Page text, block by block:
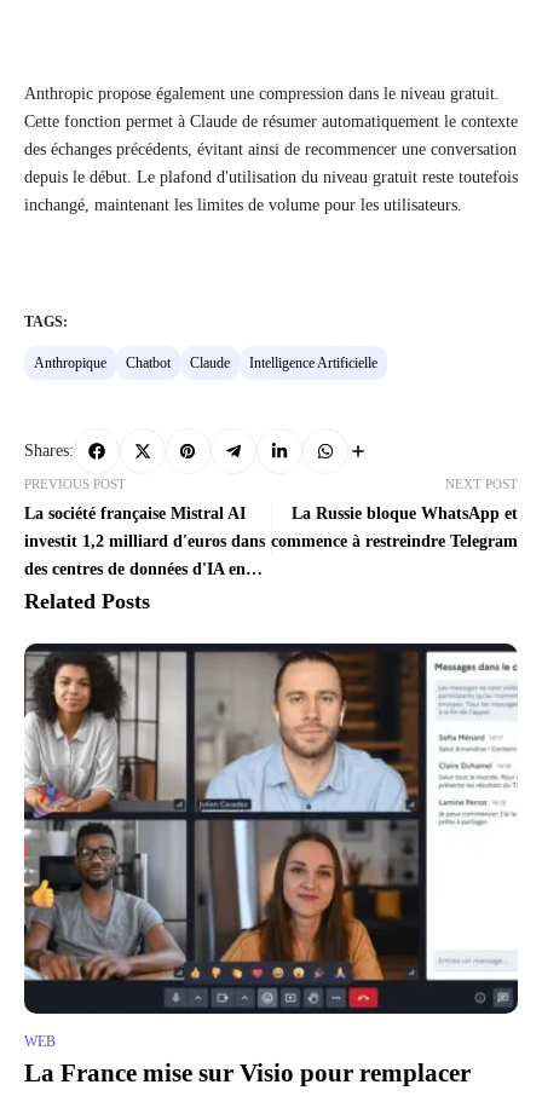
Anthropic propose également une compression dans le niveau gratuit.
Cette fonction permet à Claude de résumer automatiquement le contexte
des échanges précédents, évitant ainsi de recommencer une conversation
depuis le début. Le plafond d'utilisation du niveau gratuit reste toutefois
inchangé, maintenant les limites de volume pour les utilisateurs.
TAGS:
Anthropique Chatbot Claude Intelligence Artificielle
Shares:
PREVIOUS POST
La société française Mistral AI
investit 1,2 milliard d'euros dans
des centres de données d'IA en
Suède
NEXT POST
La Russie bloque WhatsApp et
commence à restreindre Telegram
Related Posts
WEB
La France mise sur Visio pour remplacer